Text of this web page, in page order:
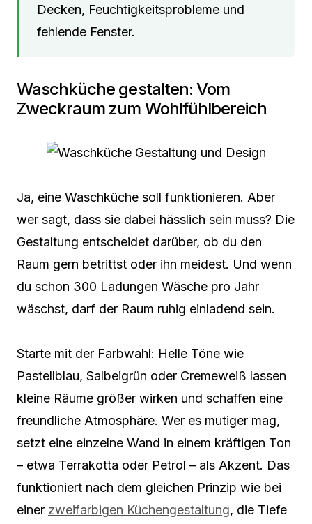
Decken, Feuchtigkeitsprobleme und
fehlende Fenster.
Waschküche gestalten: Vom
Zweckraum zum Wohlfühlbereich
Ja, eine Waschküche soll funktionieren. Aber
wer sagt, dass sie dabei hässlich sein muss? Die
Gestaltung entscheidet darüber, ob du den
Raum gern betrittst oder ihn meidest. Und wenn
du schon 300 Ladungen Wäsche pro Jahr
wäschst, darf der Raum ruhig einladend sein.
Starte mit der Farbwahl: Helle Töne wie
Pastellblau, Salbeigrün oder Cremeweiß lassen
kleine Räume größer wirken und schaffen eine
freundliche Atmosphäre. Wer es mutiger mag,
setzt eine einzelne Wand in einem kräftigen Ton
– etwa Terrakotta oder Petrol – als Akzent. Das
funktioniert nach dem gleichen Prinzip wie bei
einer zweifarbigen Küchengestaltung, die Tiefe